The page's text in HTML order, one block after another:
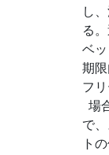
し
る
ベ
期
フ
場
で
ト